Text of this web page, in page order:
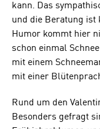
kann. Das
und die Beratung ist
Humor kommt hier
schon einmal
mit einem
mit einer
Rund um den
Besonders gefragt